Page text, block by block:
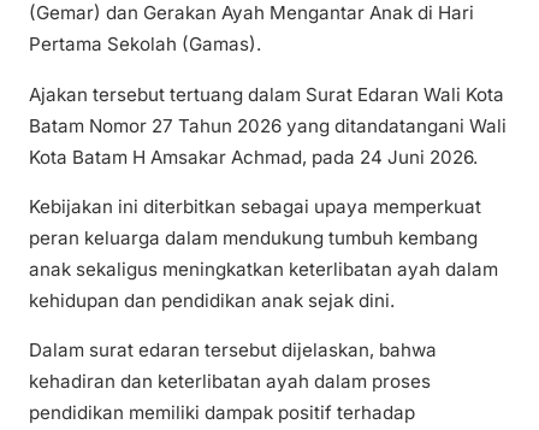
(Gemar) dan Gerakan Ayah Mengantar Anak di Hari
Pertama Sekolah (Gamas).
Ajakan tersebut tertuang dalam Surat Edaran Wali Kota
Batam Nomor 27 Tahun 2026 yang ditandatangani Wali
Kota Batam H Amsakar Achmad, pada 24 Juni 2026.
Kebijakan ini diterbitkan sebagai upaya memperkuat
peran keluarga dalam mendukung tumbuh kembang
anak sekaligus meningkatkan keterlibatan ayah dalam
kehidupan dan pendidikan anak sejak dini.
Dalam surat edaran tersebut dijelaskan, bahwa
kehadiran dan keterlibatan ayah dalam proses
pendidikan memiliki dampak positif terhadap